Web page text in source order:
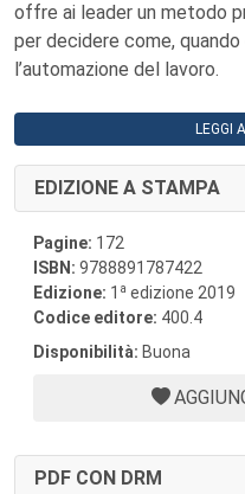
offre ai leader un metodo
per decidere come,
l’automazione del lavoro.
LEGGI
EDIZIONE A STAMPA
Pagine: 172
ISBN: 9788891787422
Edizione: 1 a edizione 2019
Codice editore: 400.4
Disponibilità: Buona
PDF CON DRM